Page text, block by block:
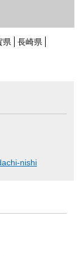
県
長崎県
nishi